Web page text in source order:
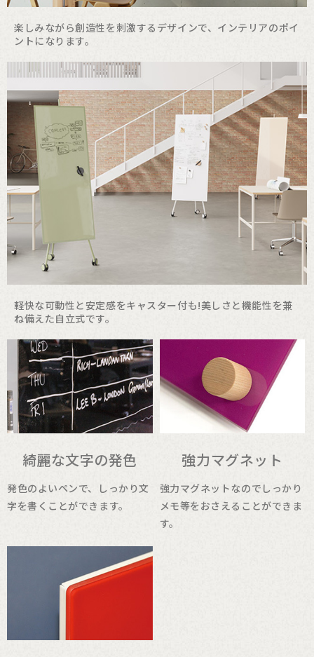
楽しみながら創造性を刺激するデザインで、 インテリアのポイ
ントになります。
軽快な可動性と安定感をキャスター付も!美しさと機能性を兼
ね備えた自立式です。
綺麗な文字の発色
発色のよいペンで、しっかり文
字を書くことができます。
強力マグネット
強力マグネットなのでしっかり
メモ等をおさえることができま
す。